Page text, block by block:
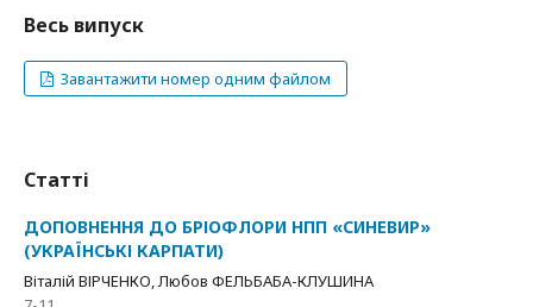
Весь випуск
Завантажити номер одним файлом
Статті
ДОПОВНЕННЯ ДО БРІОФЛОРИ НПП «СИНЕВИР»
(УКРАЇНСЬКІ КАРПАТИ)
Віталій ВІРЧЕНКО, Любов ФЕЛЬБАБА-КЛУШИНА